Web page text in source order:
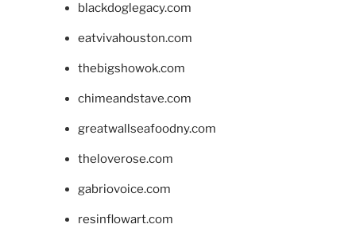
blackdoglegacy.com
eatvivahouston.com
thebigshowok.com
chimeandstave.com
greatwallseafoodny.com
theloverose.com
gabriovoice.com
resinflowart.com